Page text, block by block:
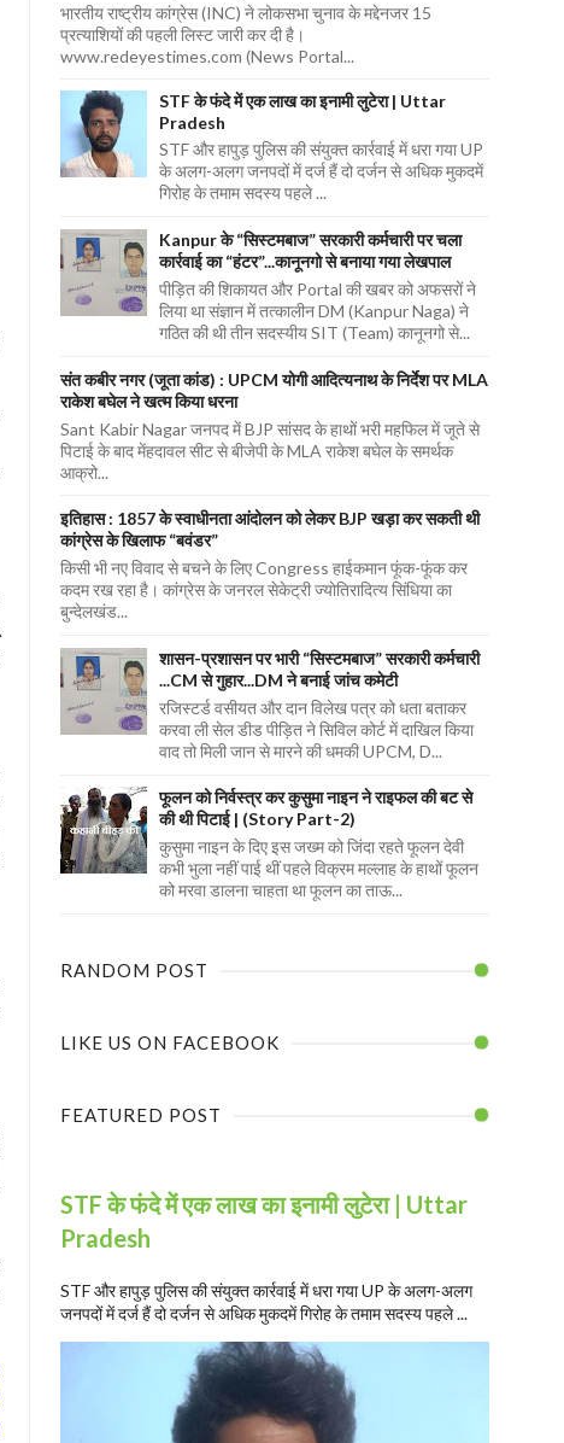
भारतीय राष्ट्रीय कांग्रेस (INC) ने लोकसभा चुनाव के मद्देनजर 15
प्रत्याशियों की पहली लिस्ट जारी कर दी है।
www.redeyestimes.com (News Portal...
STF के फंदे में एक लाख का इनामी लुटेरा | Uttar
Pradesh
STF और हापुड़ पुलिस की संयुक्त कार्रवाई में धरा गया UP
के अलग-अलग जनपदों में दर्ज हैं दो दर्जन से अधिक मुकदमें
गिरोह के तमाम सदस्य पहले ...
Kanpur के “सिस्टमबाज” सरकारी कर्मचारी पर चला
कार्रवाई का “हंटर”...कानूनगो से बनाया गया लेखपाल
पीड़ित की शिकायत और Portal की खबर को अफसरों ने
लिया था संज्ञान में तत्कालीन DM (Kanpur Naga) ने
गठित की थी तीन सदस्यीय SIT (Team) कानूनगो से...
संत कबीर नगर (जूता कांड) : UPCM योगी आदित्यनाथ के निर्देश पर MLA
राकेश बघेल ने खत्म किया धरना
Sant Kabir Nagar जनपद में BJP सांसद के हाथों भरी महफिल में जूते से
पिटाई के बाद मेंहदावल सीट से बीजेपी के MLA राकेश बघेल के समर्थक
आक्रो...
इतिहास : 1857 के स्वाधीनता आंदोलन को लेकर BJP खड़ा कर सकती थी
कांग्रेस के खिलाफ “बवंडर”
किसी भी नए विवाद से बचने के लिए Congress हाईकमान फूंक-फूंक कर
कदम रख रहा है। कांग्रेस के जनरल सेकेट्री ज्योतिरादित्य सिंधिया का
बुन्देलखंड...
शासन-प्रशासन पर भारी “सिस्टमबाज” सरकारी कर्मचारी
...CM से गुहार...DM ने बनाई जांच कमेटी
रजिस्टर्ड वसीयत और दान विलेख पत्र को धता बताकर
करवा ली सेल डीड पीड़ित ने सिविल कोर्ट में दाखिल किया
वाद तो मिली जान से मारने की धमकी UPCM, D...
फूलन को निर्वस्त्र कर कुसुमा नाइन ने राइफल की बट से
की थी पिटाई | (Story Part-2)
कुसुमा नाइन के दिए इस जख्म को जिंदा रहते फूलन देवी
कभी भुला नहीं पाई थीं पहले विक्रम मल्लाह के हाथों फूलन
को मरवा डालना चाहता था फूलन का ताऊ...
RANDOM POST
LIKE US ON FACEBOOK
FEATURED POST
STF के फंदे में एक लाख का इनामी लुटेरा | Uttar
Pradesh
STF और हापुड़ पुलिस की संयुक्त कार्रवाई में धरा गया UP के अलग-अलग
जनपदों में दर्ज हैं दो दर्जन से अधिक मुकदमें गिरोह के तमाम सदस्य पहले ...